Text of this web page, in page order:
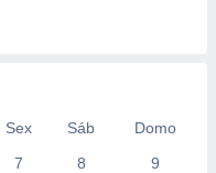
Sex Sáb
Domo
7 8 9